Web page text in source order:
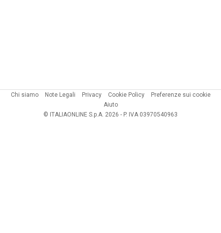
Chi siamo Note Legali Privacy Cookie Policy
Preferenze sui cookie
Aiuto
© ITALIAONLINE S.p.A. 2026 - P. IVA 03970540963